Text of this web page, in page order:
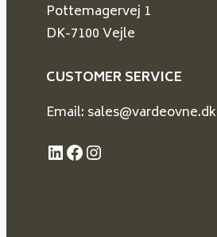
Pottemagervej 1
DK-7100 Vejle
CUSTOMER SERVICE
Email: sales@vardeovne.dk
LinkedIn
Facebook
Instagram